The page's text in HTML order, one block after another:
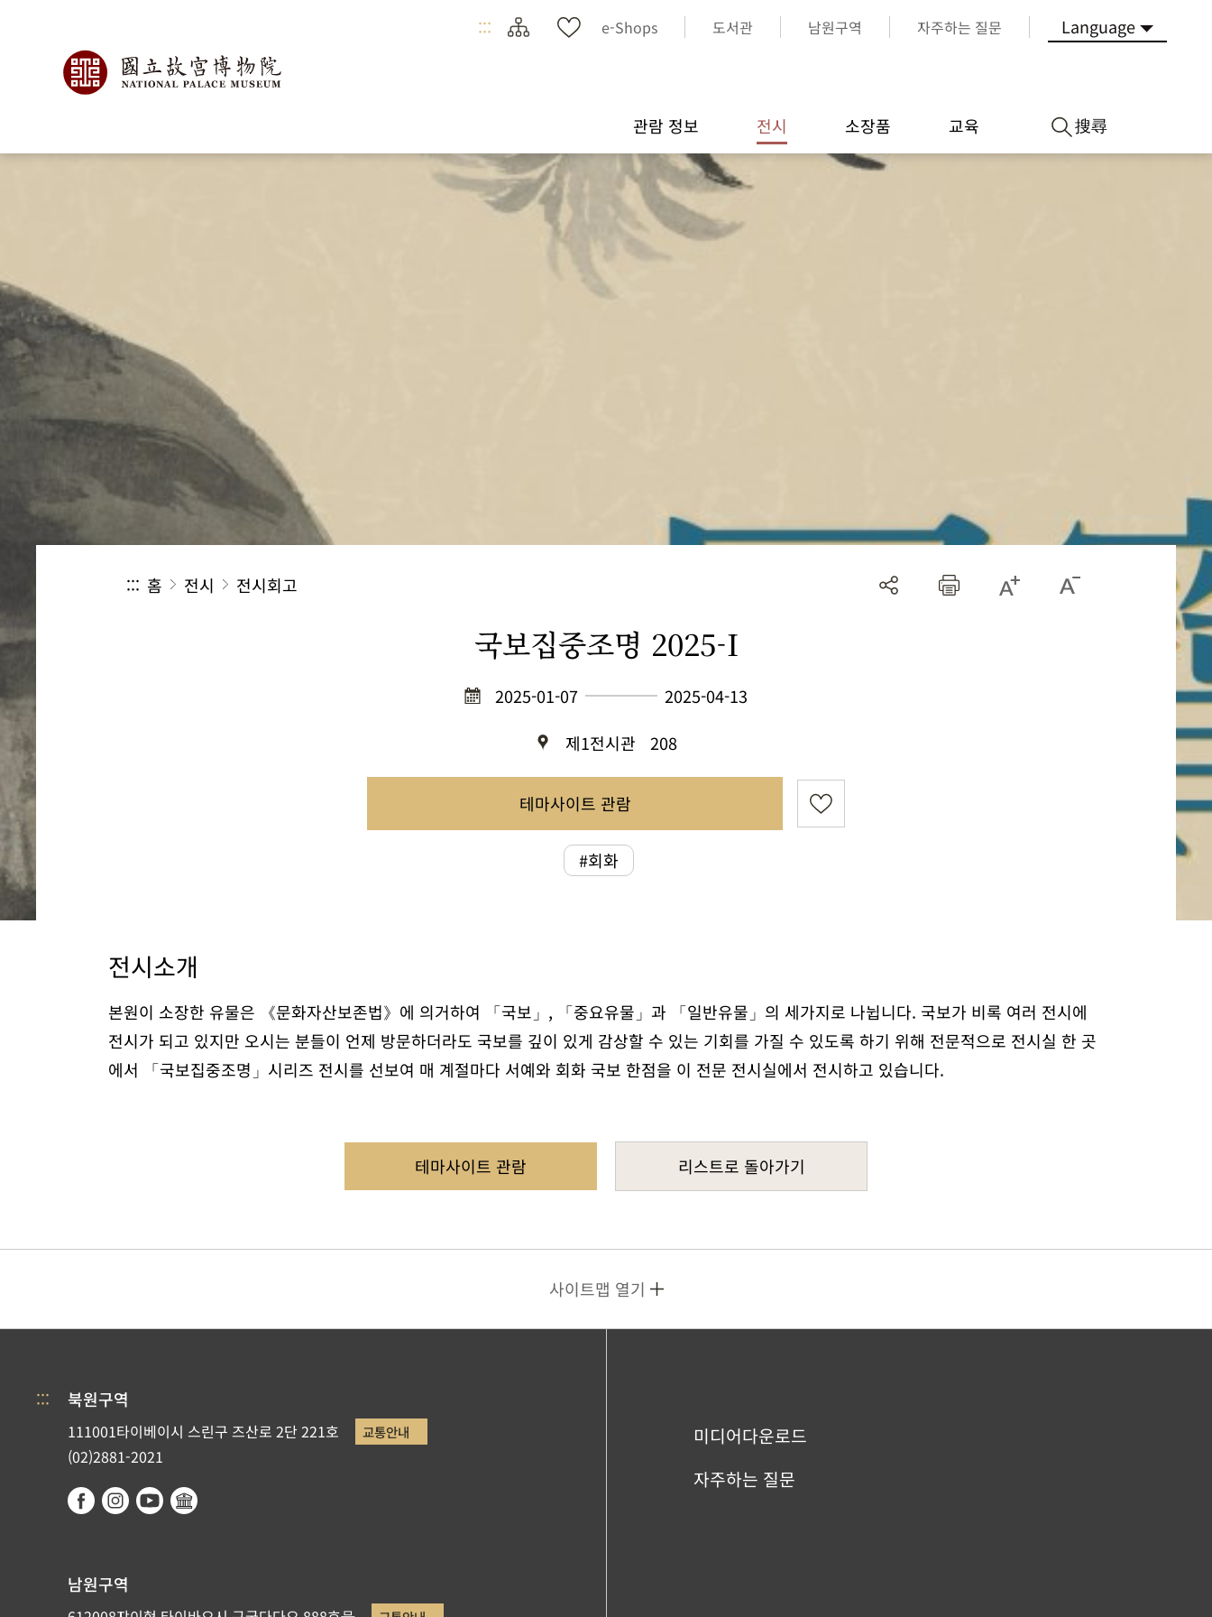
::: e-Shops 도서관 남원구역 자주하는 질문 Language
관람 정보 전시 소장품 교육 搜尋
::: 홈 전시 전시회고
국보집중조명 2025-I
2025-01-07
2025-04-13
제1전시관
208
테마사이트 관람
#회화
전시소개
본원이 소장한 유물은 《문화자산보존법》에 의거하여 「국보」, 「중요유물」과 「일반유물」의 세가지로 나뉩니다. 국보가 비록 여러 전시에
전시가 되고 있지만 오시는 분들이 언제 방문하더라도 국보를 깊이 있게 감상할 수 있는 기회를 가질 수 있도록 하기 위해 전문적으로 전시실 한 곳
에서 「국보집중조명」시리즈 전시를 선보여 매 계절마다 서예와 회화 국보 한점을 이 전문 전시실에서 전시하고 있습니다.
테마사이트 관람 리스트로 돌아가기
사이트맵 열기
::: 북원구역
111001타이베이시 스린구 즈산로 2단 221호 교통안내
(02)2881-2021
남원구역
미디어다운로드
자주하는 질문